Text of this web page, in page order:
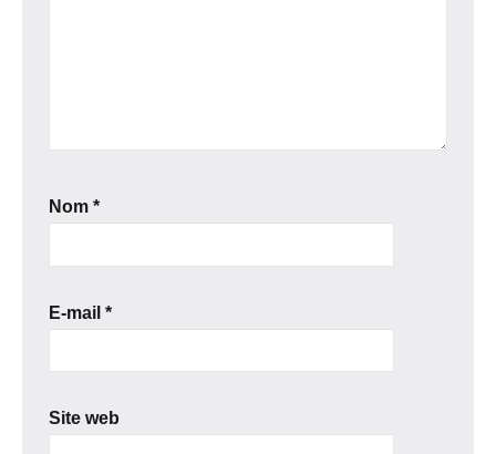
Nom *
E-mail *
Site web